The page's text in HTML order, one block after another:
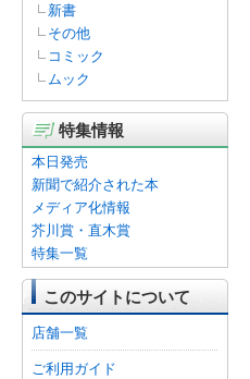
新書
その他
コミック
ムック
特集情報
本日発売
新聞で紹介された本
メディア化情報
芥川賞・直木賞
特集一覧
このサイトについて
店舗一覧
ご利用ガイド